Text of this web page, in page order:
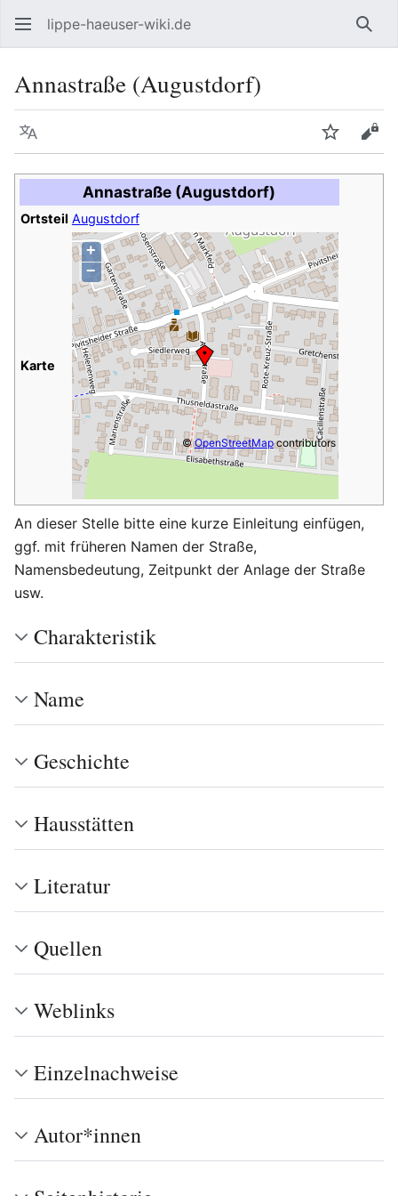
lippe-haeuser-wiki.de
Annastraße (Augustdorf)
Sprache
Annastraße (Augustdorf)
Ortsteil Augustdorf
Karte
+
−
©OpenStreetMapcontributors
An dieser Stelle bitte eine kurze Einleitung einfügen,
ggf. mit früheren Namen der Straße,
Namensbedeutung, Zeitpunkt der Anlage der Straße
usw.
Charakteristik
Name
Geschichte
Hausstätten
Literatur
Quellen
Weblinks
Einzelnachweise
Autor*innen